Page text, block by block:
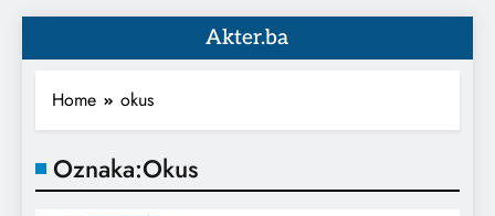
Akter.ba
Home okus
Oznaka:Okus